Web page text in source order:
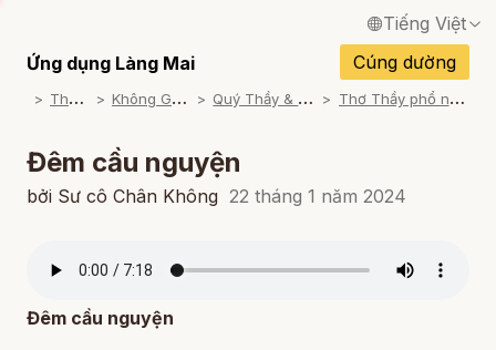
Tiếng Việt
English / Tiếng Anh
Français / Tiếng Pháp
Español / Tiếng Tây Ban Nha
Deutsch / Tiếng Đức
Português / Tiếng Bồ Đào Nha
Ứng dụng Làng Mai
Cúng dường
T
ham khảo K
hông Gian Thiền Ca Q
uý Thầy & Sư cô trình bày T
hơ Thầy phổ nhạc từ các Học trò
Đêm cầu nguyện
bởi Sư cô Chân Không 22 tháng 1 năm 2024
Đêm cầu nguyện